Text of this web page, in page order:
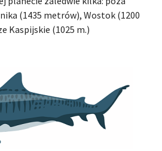
(1435 metrów), Wostok (1200
Kaspijskie (1025 m.)